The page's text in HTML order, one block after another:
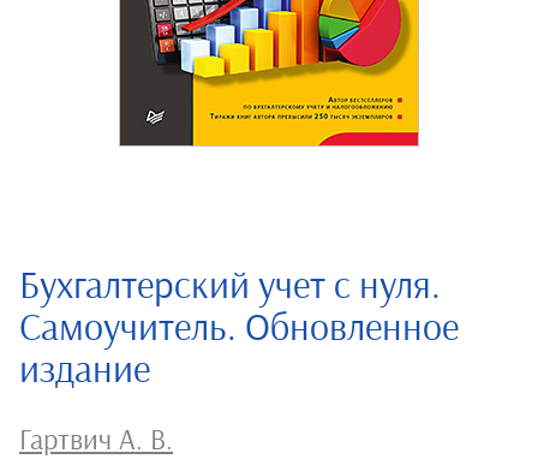
Бухгалтерский учет с нуля.
Самоучитель. Обновленное
издание
Гартвич А. В.